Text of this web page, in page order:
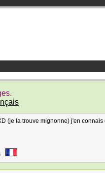
(je la trouve mignonne) j'en